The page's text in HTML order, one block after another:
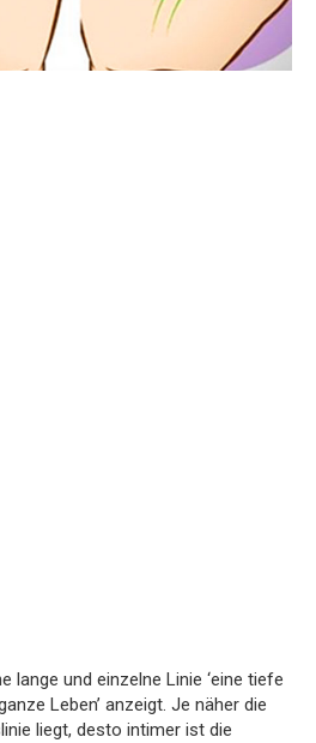
lange und einzelne Linie ‘eine tiefe
Leben’ anzeigt. Je näher die
liegt, desto intimer ist die